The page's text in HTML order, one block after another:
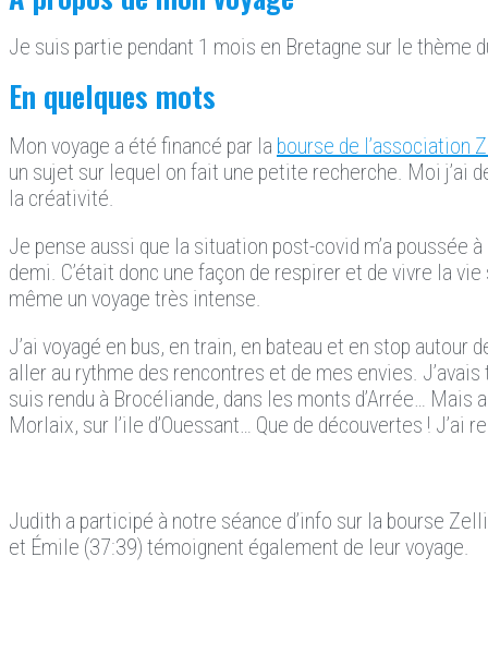
Je suis partie pendant 1 mois en Bretagne sur le thème
En quelques mots
Mon voyage a été financé par la bourse de l’association
un sujet sur lequel on fait une petite recherche. Moi j’ai
la créativité.
Je pense aussi que la situation post-covid m’a poussée
demi. C’était donc une façon de respirer et de vivre la
même un voyage très intense.
J’ai voyagé en bus, en train, en bateau et en stop
aller au rythme des rencontres et de mes envies.
suis rendu à Brocéliande, dans les monts d’Arrée… Mais
Morlaix, sur l’ile d’Ouessant… Que de découvertes !
Judith a participé à notre séance d’info sur la bourse
et Émile (37:39) témoignent également de leur voyage.